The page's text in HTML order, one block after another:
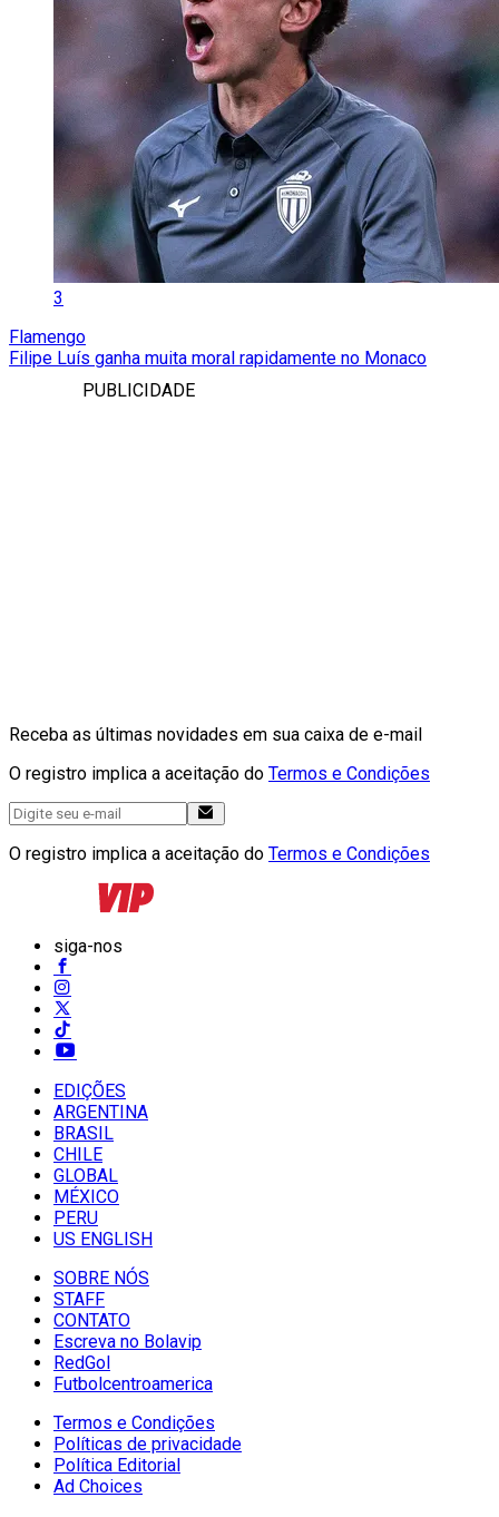
3
Flamengo
Filipe Luís ganha muita moral rapidamente no Monaco
PUBLICIDADE
Receba as últimas novidades em sua caixa de e-mail
O registro implica a aceitação do Termos e Condições
O registro implica a aceitação do Termos e Condições
siga-nos
EDIÇÕES
ARGENTINA
BRASIL
CHILE
GLOBAL
MÉXICO
PERU
US ENGLISH
SOBRE NÓS
STAFF
CONTATO
Escreva no Bolavip
RedGol
Futbolcentroamerica
Termos e Condições
Políticas de privacidade
Política Editorial
Ad Choices